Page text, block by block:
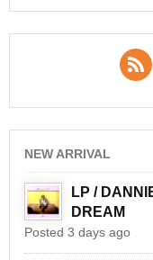
NEW ARRIVAL
LP /
DREAM
Posted 3 days ago